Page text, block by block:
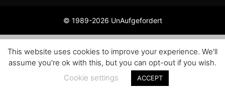
© 1989-2026 UnAufgefordert
This website uses cookies to improve your experience. We'll
assume you're ok with this, but you can opt-out if you wish.
Cookie settings
ACCEPT